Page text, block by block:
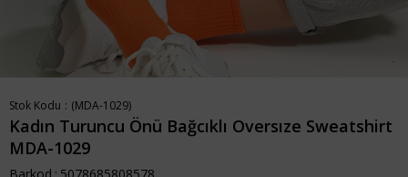
Stok Kodu (MDA-1029)
Kadın Turuncu Önü Bağcıklı Oversıze Sweatshirt
MDA-1029